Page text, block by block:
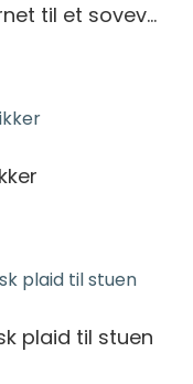
Tapet - Optisk moderne ternet til et soveværelse
plaid til stuen